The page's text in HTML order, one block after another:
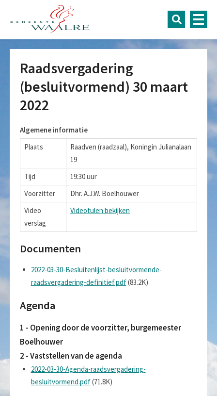
Raadsvergadering
(besluitvormend) 30 maart
2022
Algemene informatie
Plaats
Raadven (raadzaal), Koningin Julianalaan
19
Tijd
19:30 uur
Voorzitter
Dhr. A.J.W. Boelhouwer
Video
verslag
Videotulen bekijken
Documenten
2022-03-30-Besluitenlijst-besluitvormende-
raadsvergadering-definitief.pdf(83.2K)
Agenda
1 - Opening door de voorzitter, burgemeester
Boelhouwer
2 - Vaststellen van de agenda
2022-03-30-Agenda-raadsvergadering-
besluitvormend.pdf(71.8K)